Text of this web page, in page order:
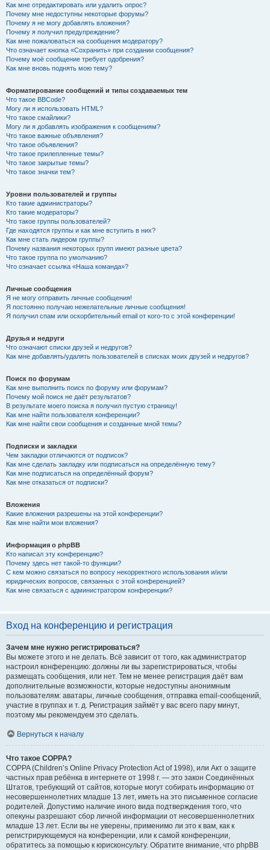
Как мне отредактировать или удалить опрос?
Почему мне недоступны некоторые форумы?
Почему я не могу добавлять вложения?
Почему я получил предупреждение?
Как мне пожаловаться на сообщения модератору?
Что означает кнопка «Сохранить» при создании сообщения?
Почему моё сообщение требует одобрения?
Как мне вновь поднять мою тему?
Форматирование сообщений и типы создаваемых тем
Что такое BBCode?
Могу ли я использовать HTML?
Что такое смайлики?
Могу ли я добавлять изображения к сообщениям?
Что такое важные объявления?
Что такое объявления?
Что такое прилепленные темы?
Что такое закрытые темы?
Что такое значки тем?
Уровни пользователей и группы
Кто такие администраторы?
Кто такие модераторы?
Что такое группы пользователей?
Где находятся группы и как мне вступить в них?
Как мне стать лидером группы?
Почему названия некоторых групп имеют разные цвета?
Что такое группа по умолчанию?
Что означает ссылка «Наша команда»?
Личные сообщения
Я не могу отправить личные сообщения!
Я постоянно получаю нежелательные личные сообщения!
Я получил спам или оскорбительный email от кого-то с этой конференции!
Друзья и недруги
Что означают списки друзей и недругов?
Как мне добавлять/удалять пользователей в списках моих друзей и недругов?
Поиск по форумам
Как мне выполнить поиск по форуму или форумам?
Почему мой поиск не даёт результатов?
В результате моего поиска я получил пустую страницу!
Как мне найти пользователя конференции?
Как мне найти свои сообщения и созданные мной темы?
Подписки и закладки
Чем закладки отличаются от подписок?
Как мне сделать закладку или подписаться на определённую тему?
Как мне подписаться на определённый форум?
Как мне отказаться от подписки?
Вложения
Какие вложения разрешены на этой конференции?
Как мне найти мои вложения?
Информация о phpBB
Кто написал эту конференцию?
Почему здесь нет такой-то функции?
С кем можно связаться по вопросу некорректного использования и/или
юридических вопросов, связанных с этой конференцией?
Как мне связаться с администратором конференции?
Вход на конференцию и регистрация
Зачем мне нужно регистрироваться?
Вы можете этого и не делать. Всё зависит от того, как администратор
настроил конференцию: должны ли вы зарегистрироваться, чтобы
размещать сообщения, или нет. Тем не менее регистрация даёт вам
дополнительные возможности, которые недоступны анонимным
пользователям: аватары, личные сообщения, отправка email-сообщений,
участие в группах и т. д. Регистрация займёт у вас всего пару минут,
поэтому мы рекомендуем это сделать.
Вернуться к началу
Что такое COPPA?
COPPA (Children’s Online Privacy Protection Act of 1998), или Акт о защите
частных прав ребёнка в интернете от 1998 г. — это закон Соединённых
Штатов, требующий от сайтов, которые могут собирать информацию от
несовершеннолетних младше 13 лет, иметь на это письменное согласие
родителей. Допустимо наличие иного вида подтверждения того, что
опекуны разрешают сбор личной информации от несовершеннолетних
младше 13 лет. Если вы не уверены, применимо ли это к вам, как к
регистрирующемуся на конференции, или к самой конференции,
обратитесь за помощью к юрисконсульту. Обратите внимание, что phpBB